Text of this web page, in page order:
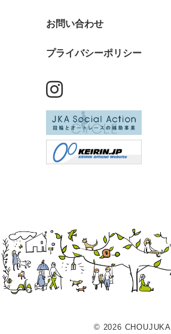
お問い合わせ
プライバシーポリシー
© 2026 CHOUJUKAI